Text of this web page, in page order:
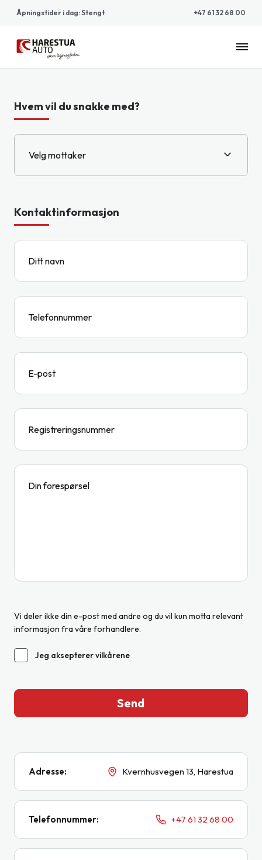
Åpningstider i dag:Stengt +47 61 32 68 00
Harestua
Hvem vil du snakke med?
Velg mottaker
Kontaktinformasjon
Ditt navn
Telefonnummer
E-post
Registreringsnummer
Din forespørsel
Vi deler ikke din e-post med andre og du vil kun motta relevant
informasjon fra våre forhandlere.
Jeg aksepterer vilkårene
Send
Adresse: Kvernhusvegen 13, Harestua
Telefonnummer: +47 61 32 68 00